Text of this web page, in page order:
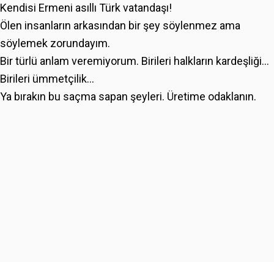
Kendisi Ermeni asıllı Türk vatandaşı!
Ölen insanların arkasından bir şey söylenmez ama
söylemek zorundayım.
Bir türlü anlam veremiyorum. Birileri halkların kardeşliği...
Birileri ümmetçilik...
Ya bırakın bu saçma sapan şeyleri. Üretime odaklanın.